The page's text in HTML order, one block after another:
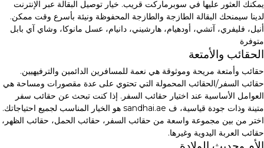
يمكنك العثور عليها في سوبرماركت قريب. خيار توصيل البقالة عبر الإنترنت
لدينا سيمنحك البقالة الطازجة والطازجة المحفوظة ونيئة بأسرع وقت ممكن.
أنيل، فليفري، آتشي، أودهيام، هارشيني، دانيام، عسل مانوكا، وشاي آي بابل
متوفرة
الحقائب والأمتعة
حقائب وأمتعة مريحة وموثوقة هي نعمة للمسافرين الدائمين والترفيهيين.
حقائب السفر/الحقائب المحمولة التي تحتوي على عدة مقصورات ومساحة هي
العوامل الأساسية عند اختيار حقائب السفر. إذا كنت تبحث عن حقائب سفر
متينة وذات جودة قياسية، ف sandhai.ae هو الخيار المناسب لجميع احتياجاتك.
اختر من بين مجموعة واسعة من حقائب السفر، حقائب الحمل، حقائب الظهر،
حقائب العربة اليدوية وغيرها.